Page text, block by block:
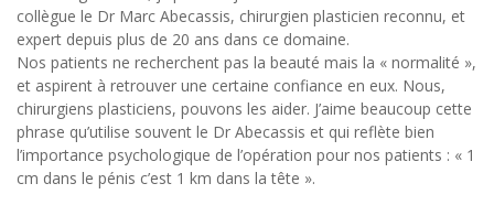
collègue le Dr Marc Abecassis, chirurgien plasticien reconnu, et
expert depuis plus de 20 ans dans ce domaine.
Nos patients ne recherchent pas la beauté mais la « normalité »,
et aspirent à retrouver une certaine confiance en eux. Nous,
chirurgiens plasticiens, pouvons les aider. J’aime beaucoup cette
phrase qu’utilise souvent le Dr Abecassis et qui reflète bien
l’importance psychologique de l’opération pour nos patients : « 1
cm dans le pénis c’est 1 km dans la tête ».